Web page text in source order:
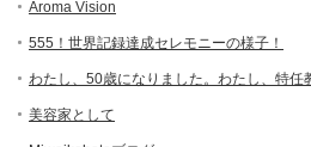
Aroma Vision
555！世界記録達成セレモニーの様子！
わたし、50歳になりました。わたし、特任
美容家として